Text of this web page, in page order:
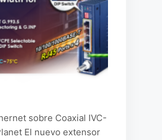
sobre Coaxial IVC-
El nuevo extensor